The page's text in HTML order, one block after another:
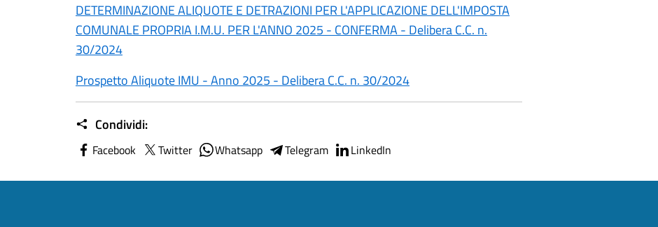
DETERMINAZIONE ALIQUOTE E DETRAZIONI PER L'APPLICAZIONE DELL'IMPOSTA
COMUNALE PROPRIA I.M.U. PER L'ANNO 2025 - CONFERMA - Delibera C.C. n.
30/2024
Prospetto Aliquote IMU - Anno 2025 - Delibera C.C. n. 30/2024
Condividi:
Facebook Twitter Whatsapp Telegram LinkedIn